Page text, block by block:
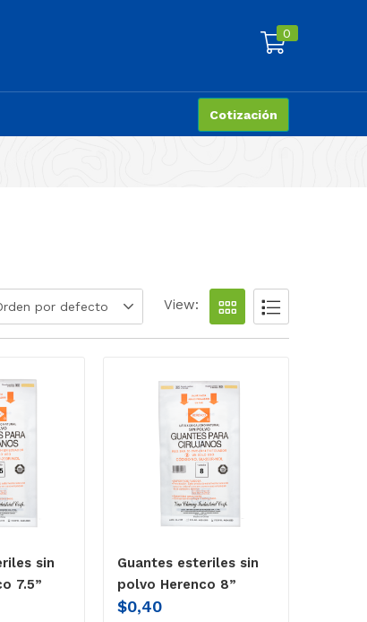
0
Cotización
por defecto View:
sin
7.5”
Guantes esteriles sin
polvo Herenco 8”
$0,40